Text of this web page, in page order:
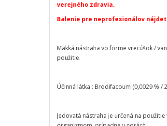
verejného zdravia.
Balenie pre neprofesionálov
Mäkká nástraha vo forme vrecúšok /
použitie.
Účinná látka : Brodifacoum (0,0029 % /
Jedovatá nástraha je určená na